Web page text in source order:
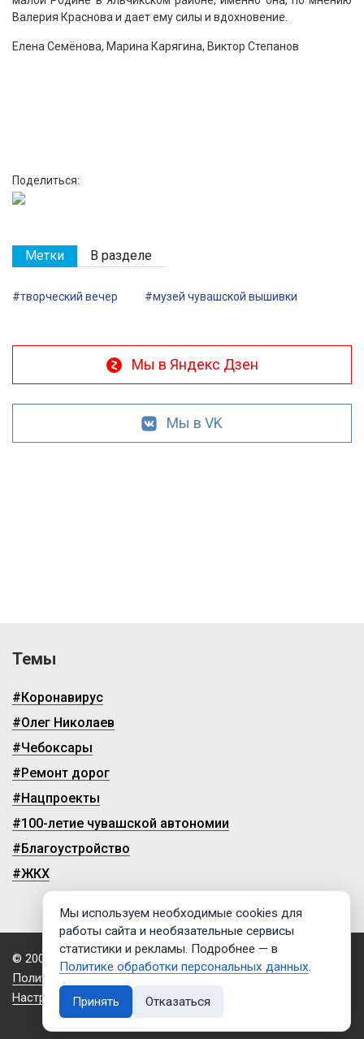
Валерия Краснова и дает ему силы и вдохновение.
Елена Семёнова, Марина Карягина, Виктор Степанов
Поделиться:
Метки В разделе
#творческий вечер #музей чувашской вышивки
Мы в Яндекс Дзен
Мы в VK
Темы
#Коронавирус
#Олег Николаев
#Чебоксары
#Ремонт дорог
#Нацпроекты
#100-летие чувашской автономии
#Благоустройство
#ЖКХ
© 2009-2026, ГТРК «Чувашия»
Политика обработки персональных данных
Настройки cookies
Мы используем необходимые cookies для
работы сайта и необязательные сервисы
статистики и рекламы. Подробнее — в
Политике обработки персональных данных.
Принять Отказаться